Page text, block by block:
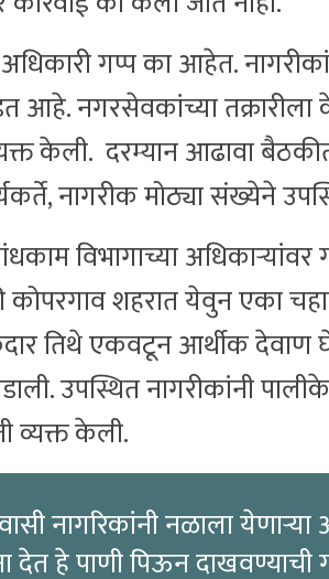
गप्प का आहेत.
आहे. नगरसेवकांच्या तक्रारीला
केली. दरम्यान आढावा
नागरीक मोठ्या संख्येने
विभागाच्या अधिकाऱ्यांवर
शहरात येवुन एका
तिथे एकवटून आर्थीक देवाण
उपस्थित नागरीकांनी
व्यक्त केली.
नागरिकांनी नळाला
देत हे पाणी पिऊन